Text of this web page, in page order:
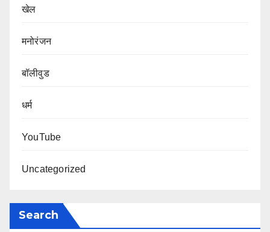
खेल
मनोरंजन
बॉलीवुड
धर्म
YouTube
Uncategorized
Search